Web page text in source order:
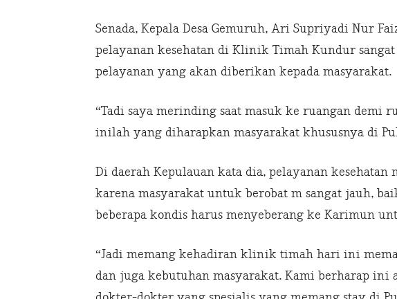
Senada, Kepala Desa Gemuruh, Ari Supriyadi Nur
pelayanan kesehatan di Klinik Timah Kundur
pelayanan yang akan diberikan kepada masyarakat.
“Tadi saya merinding saat masuk ke ruangan demi
inilah yang diharapkan masyarakat khususnya di
Di daerah Kepulauan kata dia, pelayanan kesehatan
karena masyarakat untuk berobat m sangat jauh,
beberapa kondis harus menyeberang ke Karimun
“Jadi memang kehadiran klinik timah hari ini
dan juga kebutuhan masyarakat. Kami berharap ini